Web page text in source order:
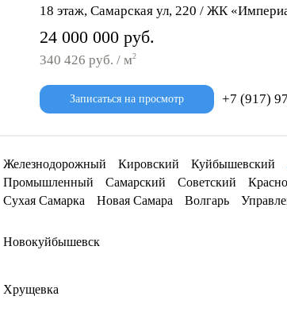
18 этаж, Самарская ул, 220 / ЖК
24 000 000 руб.
340 426 руб. / м2
Записаться на просмотр +7 (917)
Железнодорожный Кировский Куйбышевский
Промышленный
Самарский Советский
Сухая Самарка
Новая Самара Волгарь
Новокуйбышевск
Хрущевка